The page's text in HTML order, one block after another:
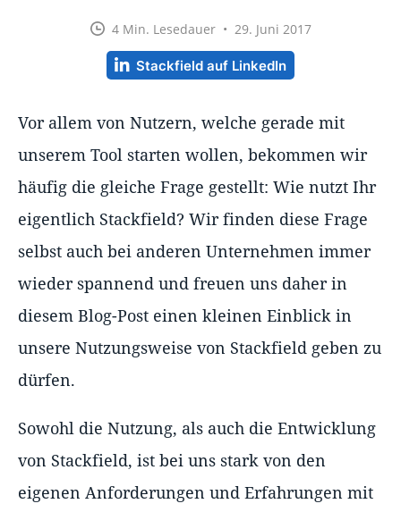
4 Min. Lesedauer • 29. Juni 2017
Stackfield auf LinkedIn
Vor allem von Nutzern, welche gerade mit
unserem Tool starten wollen, bekommen wir
häufig die gleiche Frage gestellt: Wie nutzt Ihr
eigentlich Stackfield? Wir finden diese Frage
selbst auch bei anderen Unternehmen immer
wieder spannend und freuen uns daher in
diesem Blog-Post einen kleinen Einblick in
unsere Nutzungsweise von Stackfield geben zu
dürfen.
Sowohl die Nutzung, als auch die Entwicklung
von Stackfield, ist bei uns stark von den
eigenen Anforderungen und Erfahrungen mit